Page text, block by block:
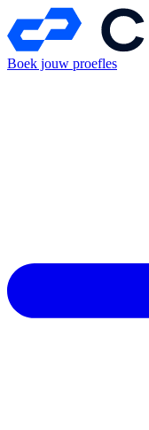
Boek jouw proefles